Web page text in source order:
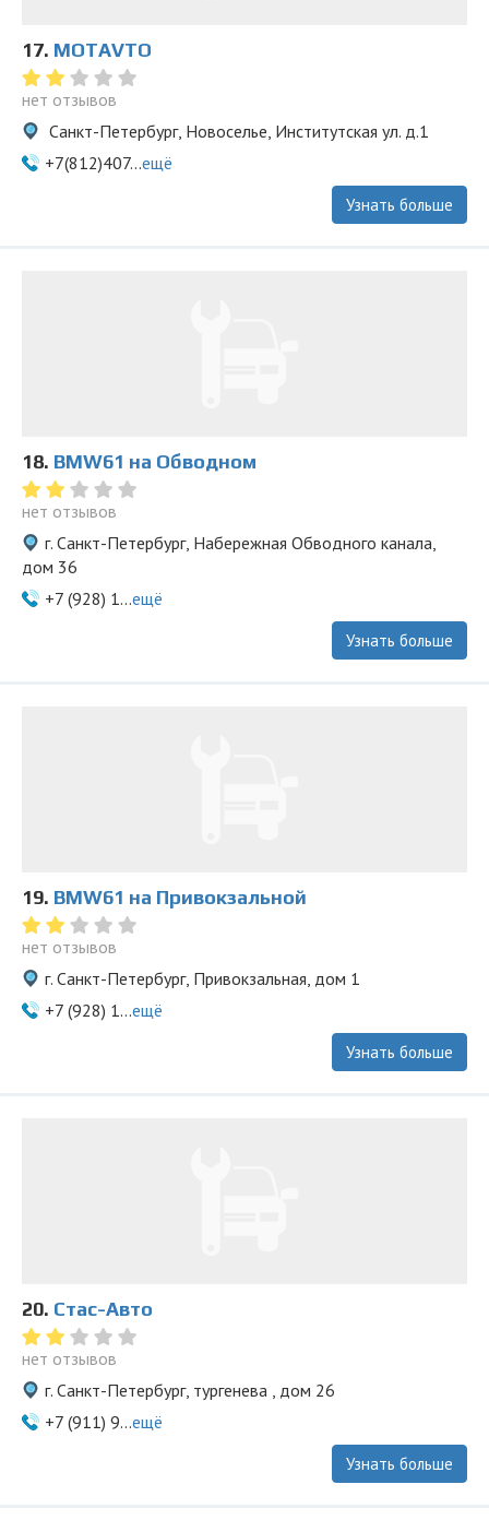
17. MOTAVTO
нет отзывов
Санкт-Петербург, Новоселье, Институтская ул. д.1
+7(812)407...ещё
Узнать больше
18. BMW61 на Обводном
нет отзывов
г. Санкт-Петербург, Набережная Обводного канала,
дом 36
+7 (928) 1...ещё
Узнать больше
19. BMW61 на Привокзальной
нет отзывов
г. Санкт-Петербург, Привокзальная, дом 1
+7 (928) 1...ещё
Узнать больше
20. Стас-Aвто
нет отзывов
г. Санкт-Петербург, тургенева , дом 26
+7 (911) 9...ещё
Узнать больше